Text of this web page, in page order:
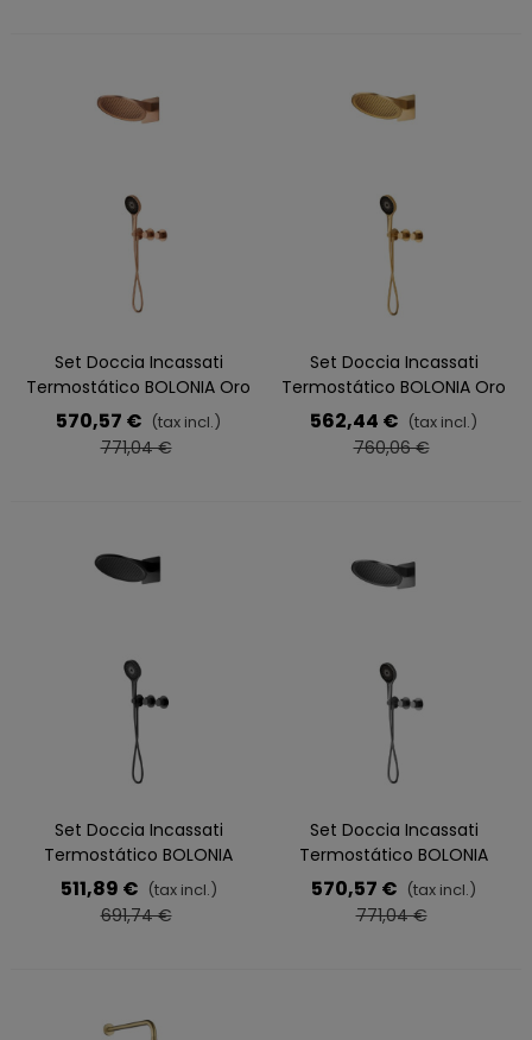
Set Doccia Incassati
Termostático BOLONIA Oro
Rosa
570,57 € (tax incl.)
771,04 €
Set Doccia Incassati
Termostático BOLONIA Oro
562,44 € (tax incl.)
760,06 €
Set Doccia Incassati
Termostático BOLONIA
Nero
511,89 € (tax incl.)
691,74 €
Set Doccia Incassati
Termostático BOLONIA
Black Gun Metal
570,57 € (tax incl.)
771,04 €